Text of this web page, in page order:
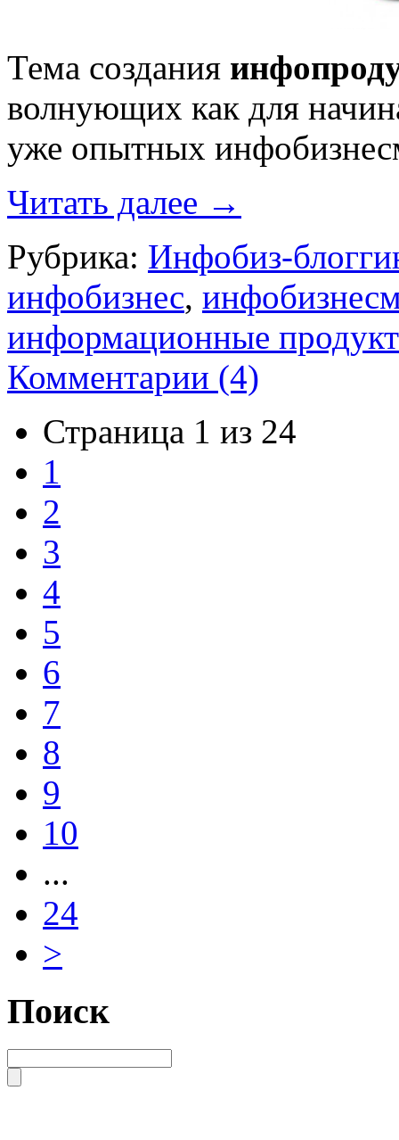
Тема создания
волнующих как для
уже опытных
Читать далее →
Рубрика: Инфобиз-
инфобизнес,
информационные
Комментарии (4)
Страница 1 из 24
1
2
3
4
5
6
7
8
9
10
...
24
>
Поиск